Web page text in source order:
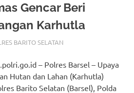
Gencar Beri
Karhutla
BARITO SELATAN
– Polres Barsel – Upaya
Hutan dan Lahan (Karhutla)
Barito Selatan (Barsel), Polda